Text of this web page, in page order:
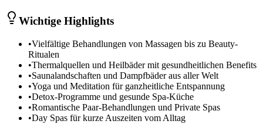
Wichtige Highlights
•Vielfältige Behandlungen von Massagen bis zu Beauty-
Ritualen
•Thermalquellen und Heilbäder mit gesundheitlichen Benefits
•Saunalandschaften und Dampfbäder aus aller Welt
•Yoga und Meditation für ganzheitliche Entspannung
•Detox-Programme und gesunde Spa-Küche
•Romantische Paar-Behandlungen und Private Spas
•Day Spas für kurze Auszeiten vom Alltag